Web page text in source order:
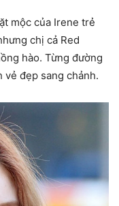
mộc của Irene trẻ
chị cả Red
hào. Từng đường
vẻ đẹp sang chảnh.